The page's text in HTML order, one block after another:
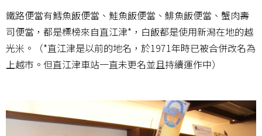
鐵路便當有鱈魚飯便當、鮭魚飯便當、鯡魚飯便當、蟹肉壽
司便當，都是標榜來自直江津*，白飯都是使用新潟在地的越
光米。（*直江津是以前的地名，於1971年時已被合併改名為
上越市。但直江津車站一直未更名並且持續運作中）